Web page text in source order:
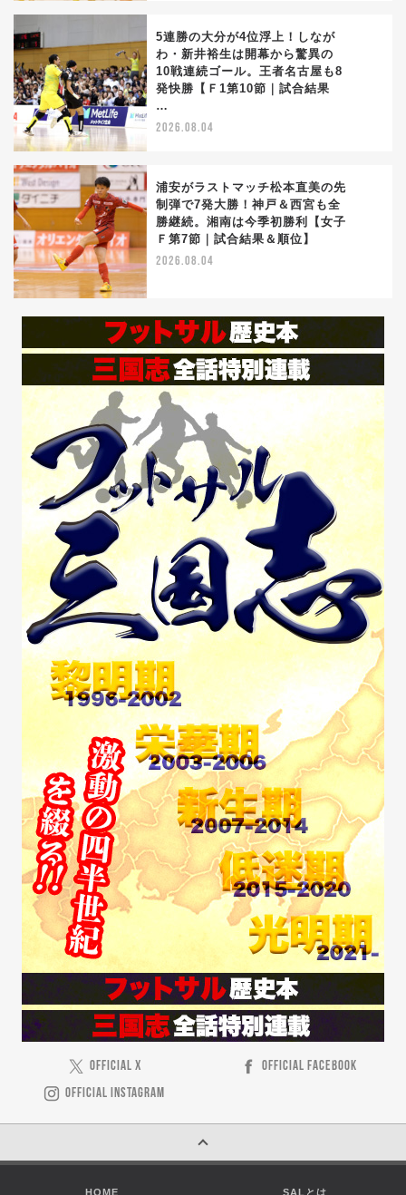
5連勝の大分が4位浮上！しなが
わ・新井裕生は開幕から驚異の
10戦連続ゴール。王者名古屋も8
発快勝【Ｆ1第10節｜試合結果
…
2026.08.04
浦安がラストマッチ松本直美の先
制弾で7発大勝！神戸＆西宮も全
勝継続。湘南は今季初勝利【女子
Ｆ第7節｜試合結果＆順位】
2026.08.04
OFFICIAL X
OFFICIAL FACEBOOK
OFFICIAL INSTAGRAM
HOME SALとは